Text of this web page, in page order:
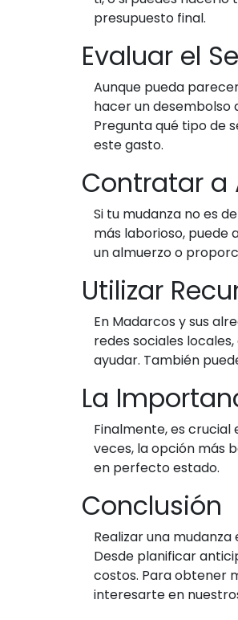
presupuesto final.
Evaluar el
Aunque pueda
hacer un desembolso
Pregunta qué tipo de
este gasto.
Contratar a
Si tu mudanza no es
más laborioso, puede
un almuerzo o
Utilizar
En Madarcos y sus
redes sociales
ayudar. También
La
Finalmente, es crucial
veces, la opción más
en perfecto estado.
Conclusión
Realizar una
Desde planificar
costos. Para obtener
interesarte en